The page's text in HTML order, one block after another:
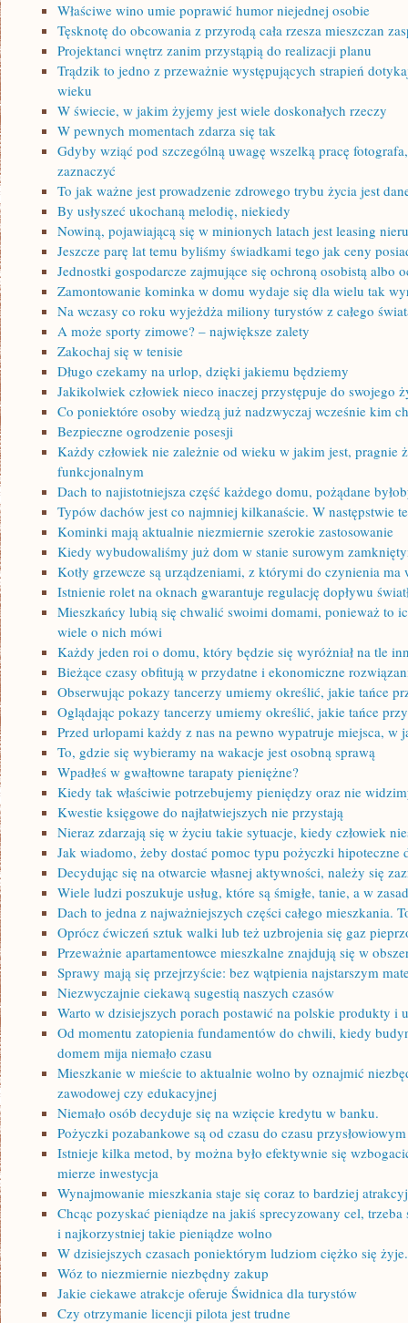
Właściwe wino umie poprawić humor niejednej osobie
Tęsknotę do obcowania z przyrodą cała rzesza mieszczan
Projektanci wnętrz zanim przystąpią do realizacji planu
Trądzik to jedno z przeważnie występujących strapień
wieku
W świecie, w jakim żyjemy jest wiele doskonałych rzeczy
W pewnych momentach zdarza się tak
Gdyby wziąć pod szczególną uwagę wszelką pracę
zaznaczyć
To jak ważne jest prowadzenie zdrowego trybu życia jest
By usłyszeć ukochaną melodię, niekiedy
Nowiną, pojawiającą się w minionych latach jest leasing
Jeszcze parę lat temu byliśmy świadkami tego jak ceny
Jednostki gospodarcze zajmujące się ochroną osobistą albo
Zamontowanie kominka w domu wydaje się dla wielu tak
Na wczasy co roku wyjeżdża miliony turystów z całego
A może sporty zimowe? – największe zalety
Zakochaj się w tenisie
Długo czekamy na urlop, dzięki jakiemu będziemy
Jakikolwiek człowiek nieco inaczej przystępuje do swojego
Co poniektóre osoby wiedzą już nadzwyczaj wcześnie kim
Bezpieczne ogrodzenie posesji
Każdy człowiek nie zależnie od wieku w jakim jest, pragnie
funkcjonalnym
Dach to najistotniejsza część każdego domu, pożądane
Typów dachów jest co najmniej kilkanaście. W następstwie
Kominki mają aktualnie niezmiernie szerokie zastosowanie
Kiedy wybudowaliśmy już dom w stanie surowym
Kotły grzewcze są urządzeniami, z którymi do czynienia ma
Istnienie rolet na oknach gwarantuje regulację dopływu
Mieszkańcy lubią się chwalić swoimi domami, ponieważ to
wiele o nich mówi
Każdy jeden roi o domu, który będzie się wyróżniał na tle
Bieżące czasy obfitują w przydatne i ekonomiczne
Obserwując pokazy tancerzy umiemy określić, jakie tańce
Oglądając pokazy tancerzy umiemy określić, jakie tańce
Przed urlopami każdy z nas na pewno wypatruje miejsca, w
To, gdzie się wybieramy na wakacje jest osobną sprawą
Wpadłeś w gwałtowne tarapaty pieniężne?
Kiedy tak właściwie potrzebujemy pieniędzy oraz nie
Kwestie księgowe do najłatwiejszych nie przystają
Nieraz zdarzają się w życiu takie sytuacje, kiedy człowiek
Jak wiadomo, żeby dostać pomoc typu pożyczki hipoteczne
Decydując się na otwarcie własnej aktywności, należy się
Wiele ludzi poszukuje usług, które są śmigłe, tanie, a w
Dach to jedna z najważniejszych części całego mieszkania.
Oprócz ćwiczeń sztuk walki lub też uzbrojenia się gaz
Przeważnie apartamentowce mieszkalne znajdują się w
Sprawy mają się przejrzyście: bez wątpienia najstarszym
Niezwyczajnie ciekawą sugestią naszych czasów
Warto w dzisiejszych porach postawić na polskie produkty i
Od momentu zatopienia fundamentów do chwili, kiedy
domem mija niemało czasu
Mieszkanie w mieście to aktualnie wolno by oznajmić
zawodowej czy edukacyjnej
Niemało osób decyduje się na wzięcie kredytu w banku.
Pożyczki pozabankowe są od czasu do czasu
Istnieje kilka metod, by można było efektywnie się
mierze inwestycja
Wynajmowanie mieszkania staje się coraz to bardziej
Chcąc pozyskać pieniądze na jakiś sprecyzowany cel,
i najkorzystniej takie pieniądze wolno
W dzisiejszych czasach poniektórym ludziom ciężko się żyje.
Wóz to niezmiernie niezbędny zakup
Jakie ciekawe atrakcje oferuje Świdnica dla turystów
Czy otrzymanie licencji pilota jest trudne